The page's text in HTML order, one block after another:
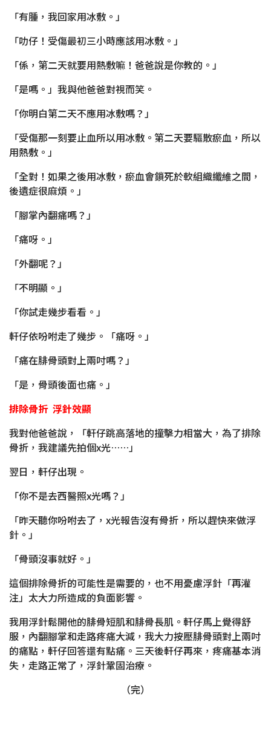
「有腫，我回家用冰敷。」
「叻仔！受傷最初三小時應該用冰敷。」
「係，第二天就要用熱敷嘛！爸爸說是你教的。」
「是嗎。」我與他爸爸對視而笑。
「你明白第二天不應用冰敷嗎？」
「受傷那一刻要止血所以用冰敷。第二天要驅散瘀血，所以
用熱敷。」
「全對！如果之後用冰敷，瘀血會鎖死於軟組織纖維之間，
後遺症很麻煩。」
「腳掌內翻痛嗎？」
「痛呀。」
「外翻呢？」
「不明顯。」
「你試走幾步看看。」
軒仔依吩咐走了幾步。「痛呀。」
「痛在腓骨頭對上兩吋嗎？」
「是，骨頭後面也痛。」
排除骨折 浮針效顯
我對他爸爸說，「軒仔跳高落地的撞擊力相當大，為了排除
骨折，我建議先拍個x光……」
翌日，軒仔出現。
「你不是去西醫照x光嗎？」
「昨天聽你吩咐去了，x光報告沒有骨折，所以趕快來做浮
針。」
「骨頭沒事就好。」
這個排除骨折的可能性是需要的，也不用憂慮浮針「再灌
注」太大力所造成的負面影響。
我用浮針鬆開他的腓骨短肌和腓骨長肌。軒仔馬上覺得舒
服，內翻腳掌和走路疼痛大減，我大力按壓腓骨頭對上兩吋
的痛點，軒仔回答還有點痛。三天後軒仔再來，疼痛基本消
失，走路正常了，浮針鞏固治療。
（完）